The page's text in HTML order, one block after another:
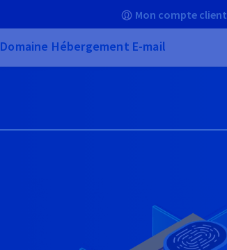
Mon compte client
Domaine Hébergement E-mail